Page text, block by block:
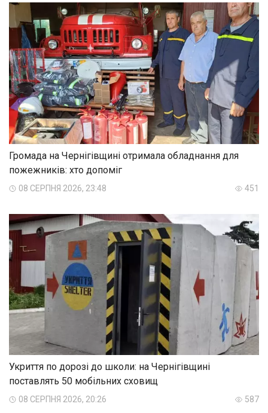
Громада на Чернігівщині отримала обладнання для
пожежників: хто допоміг
08 СЕРПНЯ 2026, 23:48 451
Укриття по дорозі до школи: на Чернігівщині
поставлять 50 мобільних сховищ
08 СЕРПНЯ 2026, 20:26 587